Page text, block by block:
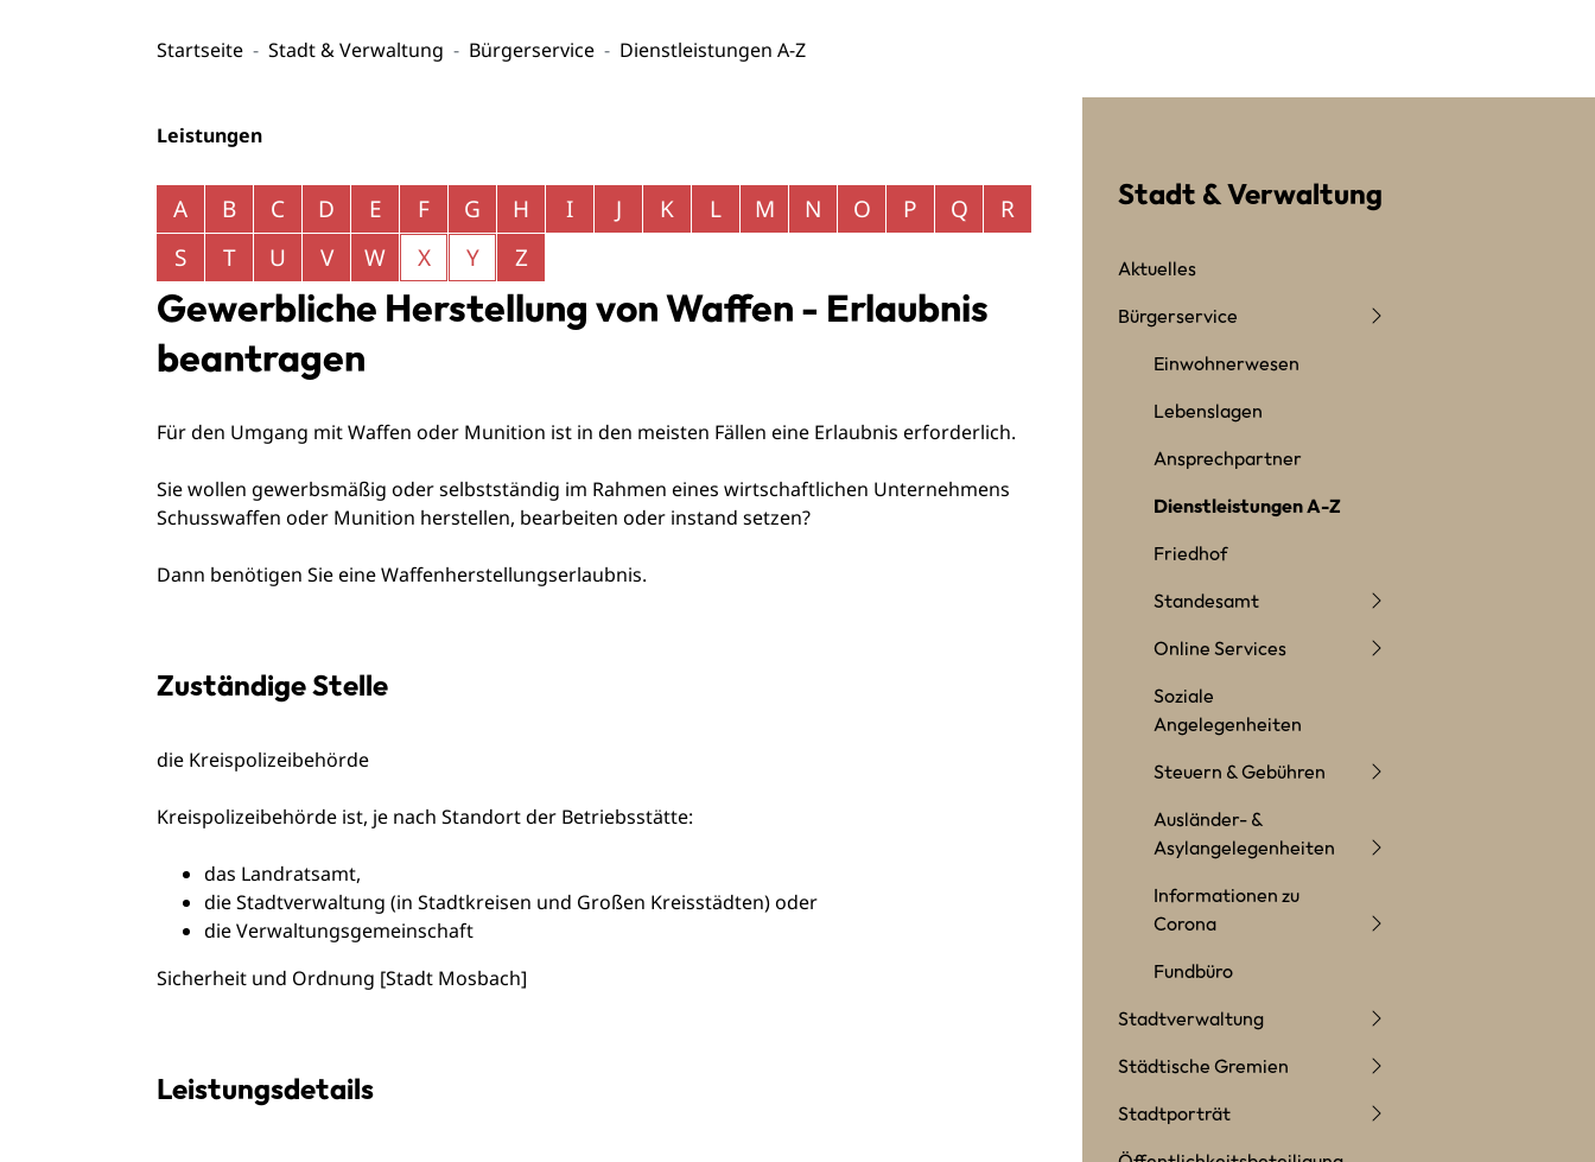
Startseite Stadt & Verwaltung Bürgerservice Dienstleistungen A-Z
Leistungen
Alphabetisches Register überspringen
A B C D E F G H I J K L M N O P Q
R
S
T U V W X Y Z
Gewerbliche Herstellung von Waffen - Erlaubnis
beantragen
Für den Umgang mit Waffen oder Munition ist in den meisten Fällen eine Erlaubnis erforderlich.
Sie wollen gewerbsmäßig oder selbstständig im Rahmen eines wirtschaftlichen Unternehmens
Schusswaffen oder Munition herstellen, bearbeiten oder instand setzen?
Dann benötigen Sie eine Waffenherstellungserlaubnis.
Zuständige Stelle
die Kreispolizeibehörde
Kreispolizeibehörde ist, je nach Standort der Betriebsstätte:
das Landratsamt,
die Stadtverwaltung (in Stadtkreisen und Großen Kreisstädten) oder
die Verwaltungsgemeinschaft
Sicherheit und Ordnung [Stadt Mosbach]
Leistungsdetails
Stadt & Verwaltung
Aktuelles
Bürgerservice
Einwohnerwesen
Lebenslagen
Ansprechpartner
Dienstleistungen A-Z
Friedhof
Standesamt
Online Services
Soziale
Angelegenheiten
Steuern & Gebühren
Ausländer- &
Asylangelegenheiten
Informationen zu
Corona
Fundbüro
Stadtverwaltung
Städtische Gremien
Stadtporträt